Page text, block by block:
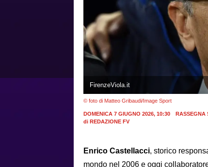
FirenzeViola.it
© foto di Matteo Gribaudi/Image Sport
DOMENICA 7 GIUGNO 2026, 10:30
RASSEGNA
di REDAZIONE FV
Enrico Castellacci, storico
mondo nel 2006 e oggi